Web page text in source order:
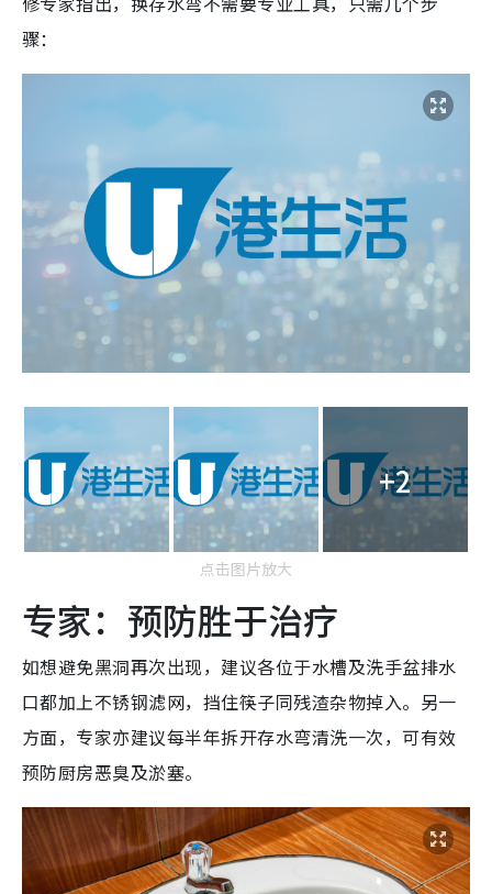
骤：
+2
点击图片放大
专家：预防胜于治疗
如想避免黑洞再次出现，建议各位于水槽及洗手盆排水
口都加上不锈钢滤网，挡住筷子同残渣杂物掉入。另一
方面，专家亦建议每半年拆开存水弯清洗一次，可有效
预防厨房恶臭及淤塞。